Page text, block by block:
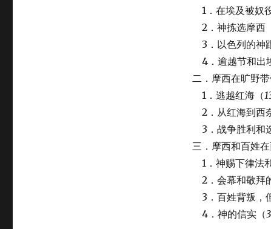
1．在埃及被奴
2．神拣选摩西
3．以色列的神
4．逾越节和出
二．摩西在旷野
1．逃越红海（
2．从红海到西
3．战争胜利和
三．摩西和百姓
1．神赐下律法
2．会幕和敬拜
3．百姓背叛，
4．神的信实（